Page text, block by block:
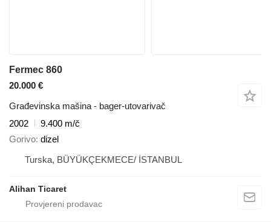
Fermec 860
20.000 €
Građevinska mašina - bager-utovarivač
2002
9.400 m/č
Gorivo dizel
Turska, BÜYÜKÇEKMECE/ İSTANBUL
Alihan Ticaret